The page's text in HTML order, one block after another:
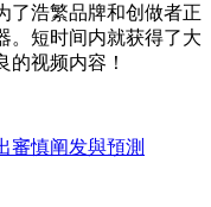
了浩繁品牌和创做者正
。短时间内就获得了大
的视频内容！
審慎阐发與預測